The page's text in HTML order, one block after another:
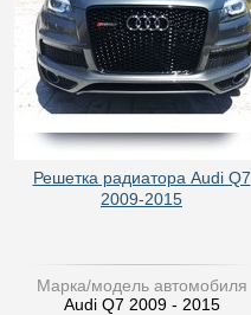
Решетка радиатора Audi Q7
2009-2015
Марка/модель автомобиля
Audi Q7 2009 - 2015